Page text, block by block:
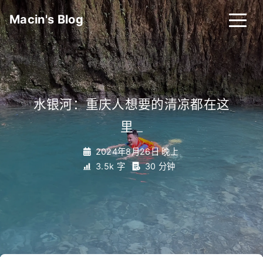
Macin's Blog
水银河：重庆人想要的清凉都在这
里
2024年8月26日 晚上
3.5k 字
30 分钟